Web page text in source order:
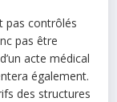
pas contrôlés
pas être
acte médical
également.
des structures